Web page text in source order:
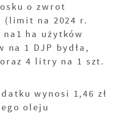
o zwrot
(limit na 2024 r.
ha użytków
1 DJP bydła,
4 litry na 1 szt.
wynosi 1,46 zł
oleju